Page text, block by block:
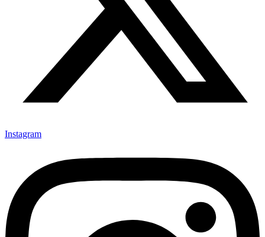
Instagram